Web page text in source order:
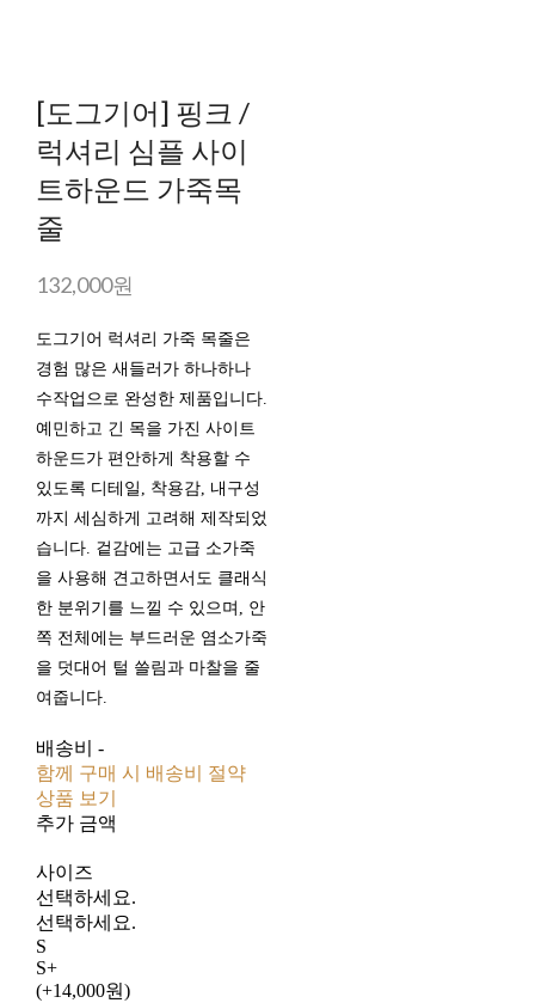
[도그기어] 핑크 /
럭셔리 심플 사이
트하운드 가죽목
줄
132,000원
도그기어 럭셔리 가죽 목줄은
경험 많은 새들러가 하나하나
수작업으로 완성한 제품입니다.
예민하고 긴 목을 가진 사이트
하운드가 편안하게 착용할 수
있도록 디테일, 착용감, 내구성
까지 세심하게 고려해 제작되었
습니다. 겉감에는 고급 소가죽
을 사용해 견고하면서도 클래식
한 분위기를 느낄 수 있으며, 안
쪽 전체에는 부드러운 염소가죽
을 덧대어 털 쓸림과 마찰을 줄
여줍니다.
배송비 -
함께 구매 시 배송비 절약
상품 보기
추가 금액
사이즈
선택하세요.
선택하세요.
S
S+
(+14,000원)